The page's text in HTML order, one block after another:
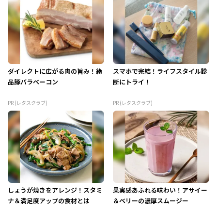
ダイレクトに広がる肉の旨み！絶
品豚バラベーコン
PR (レタスクラブ)
スマホで完結！ライフスタイル診
断にトライ！
PR (レタスクラブ)
しょうが焼きをアレンジ！スタミ
ナ＆満足度アップの食材とは
果実感あふれる味わい！アサイー
＆ベリーの濃厚スムージー